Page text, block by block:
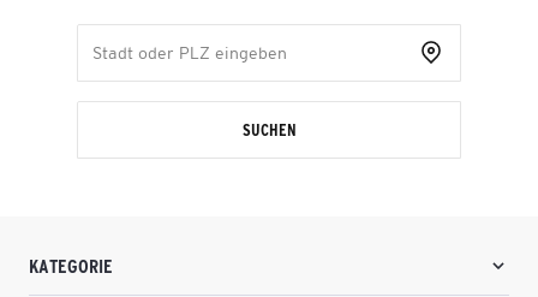
SUCHEN
KATEGORIE